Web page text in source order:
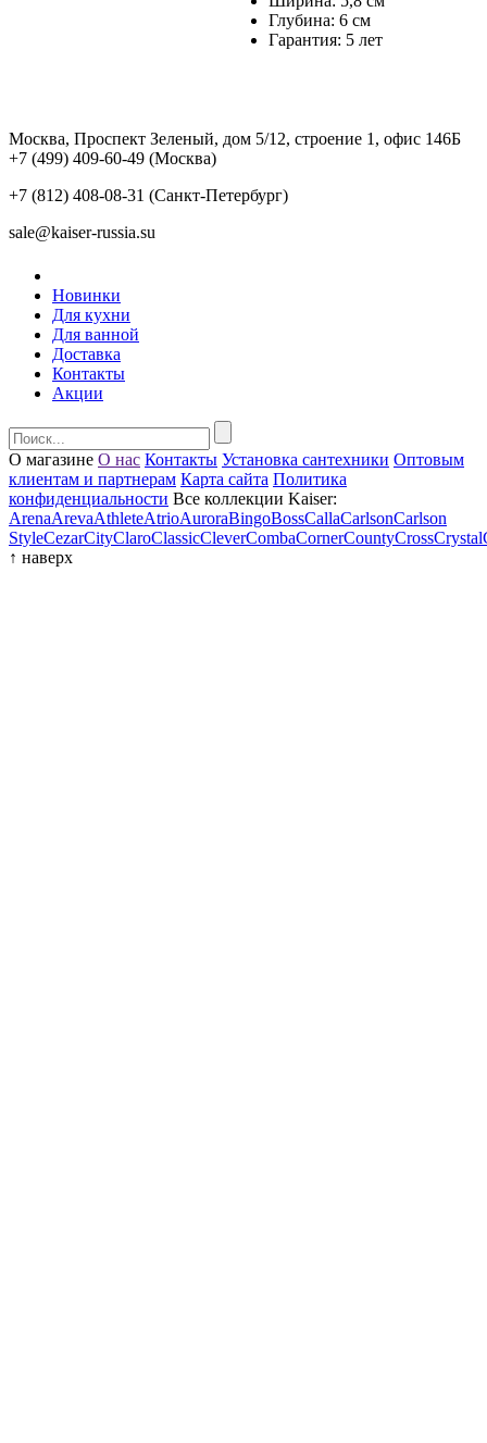
Глубина: 6 см
Гарантия: 5 лет
Москва, Проспект Зеленый, дом 5/12, строение 1, офис 146Б
+7 (499) 409-60-49 (Москва)
+7 (812) 408-08-31 (Санкт-Петербург)
sale@kaiser-russia.su
Новинки
Для кухни
Для ванной
Доставка
Контакты
Акции
О магазине О нас Контакты Установка сантехники Оптовым
клиентам и партнерам Карта сайта Политика
конфиденциальности Все коллекции Kaiser:
ArenaArevaAthleteAtrioAuroraBingoBossCallaCarlsonCarlson
StyleCezarCityClaroClassicCleverCombaCornerCountyCrossCrystal
↑ наверх